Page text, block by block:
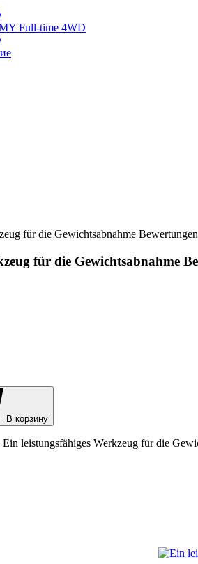
Full-time 4WD
für die Gewichtsabnahme Bewertungen
für die Gewichtsabnahme
В корзину
leistungsfähiges Werkzeug für die